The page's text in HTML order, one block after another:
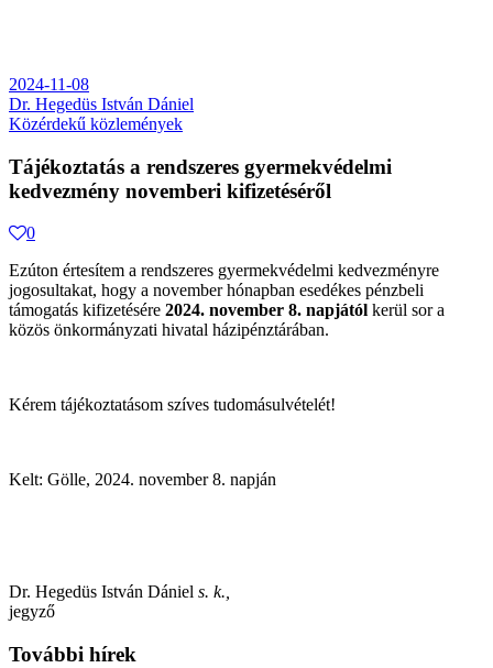
2024-11-08
Dr. Hegedüs István Dániel
Közérdekű közlemények
Tájékoztatás a rendszeres gyermekvédelmi
kedvezmény novemberi kifizetéséről
0
Ezúton értesítem a rendszeres gyermekvédelmi kedvezményre
jogosultakat, hogy a november hónapban esedékes pénzbeli
támogatás kifizetésére 2024. november 8. napjától kerül sor a
közös önkormányzati hivatal házipénztárában.
Kérem tájékoztatásom szíves tudomásulvételét!
Kelt: Gölle, 2024. november 8. napján
Dr. Hegedüs István Dániel s. k.,
jegyző
További hírek